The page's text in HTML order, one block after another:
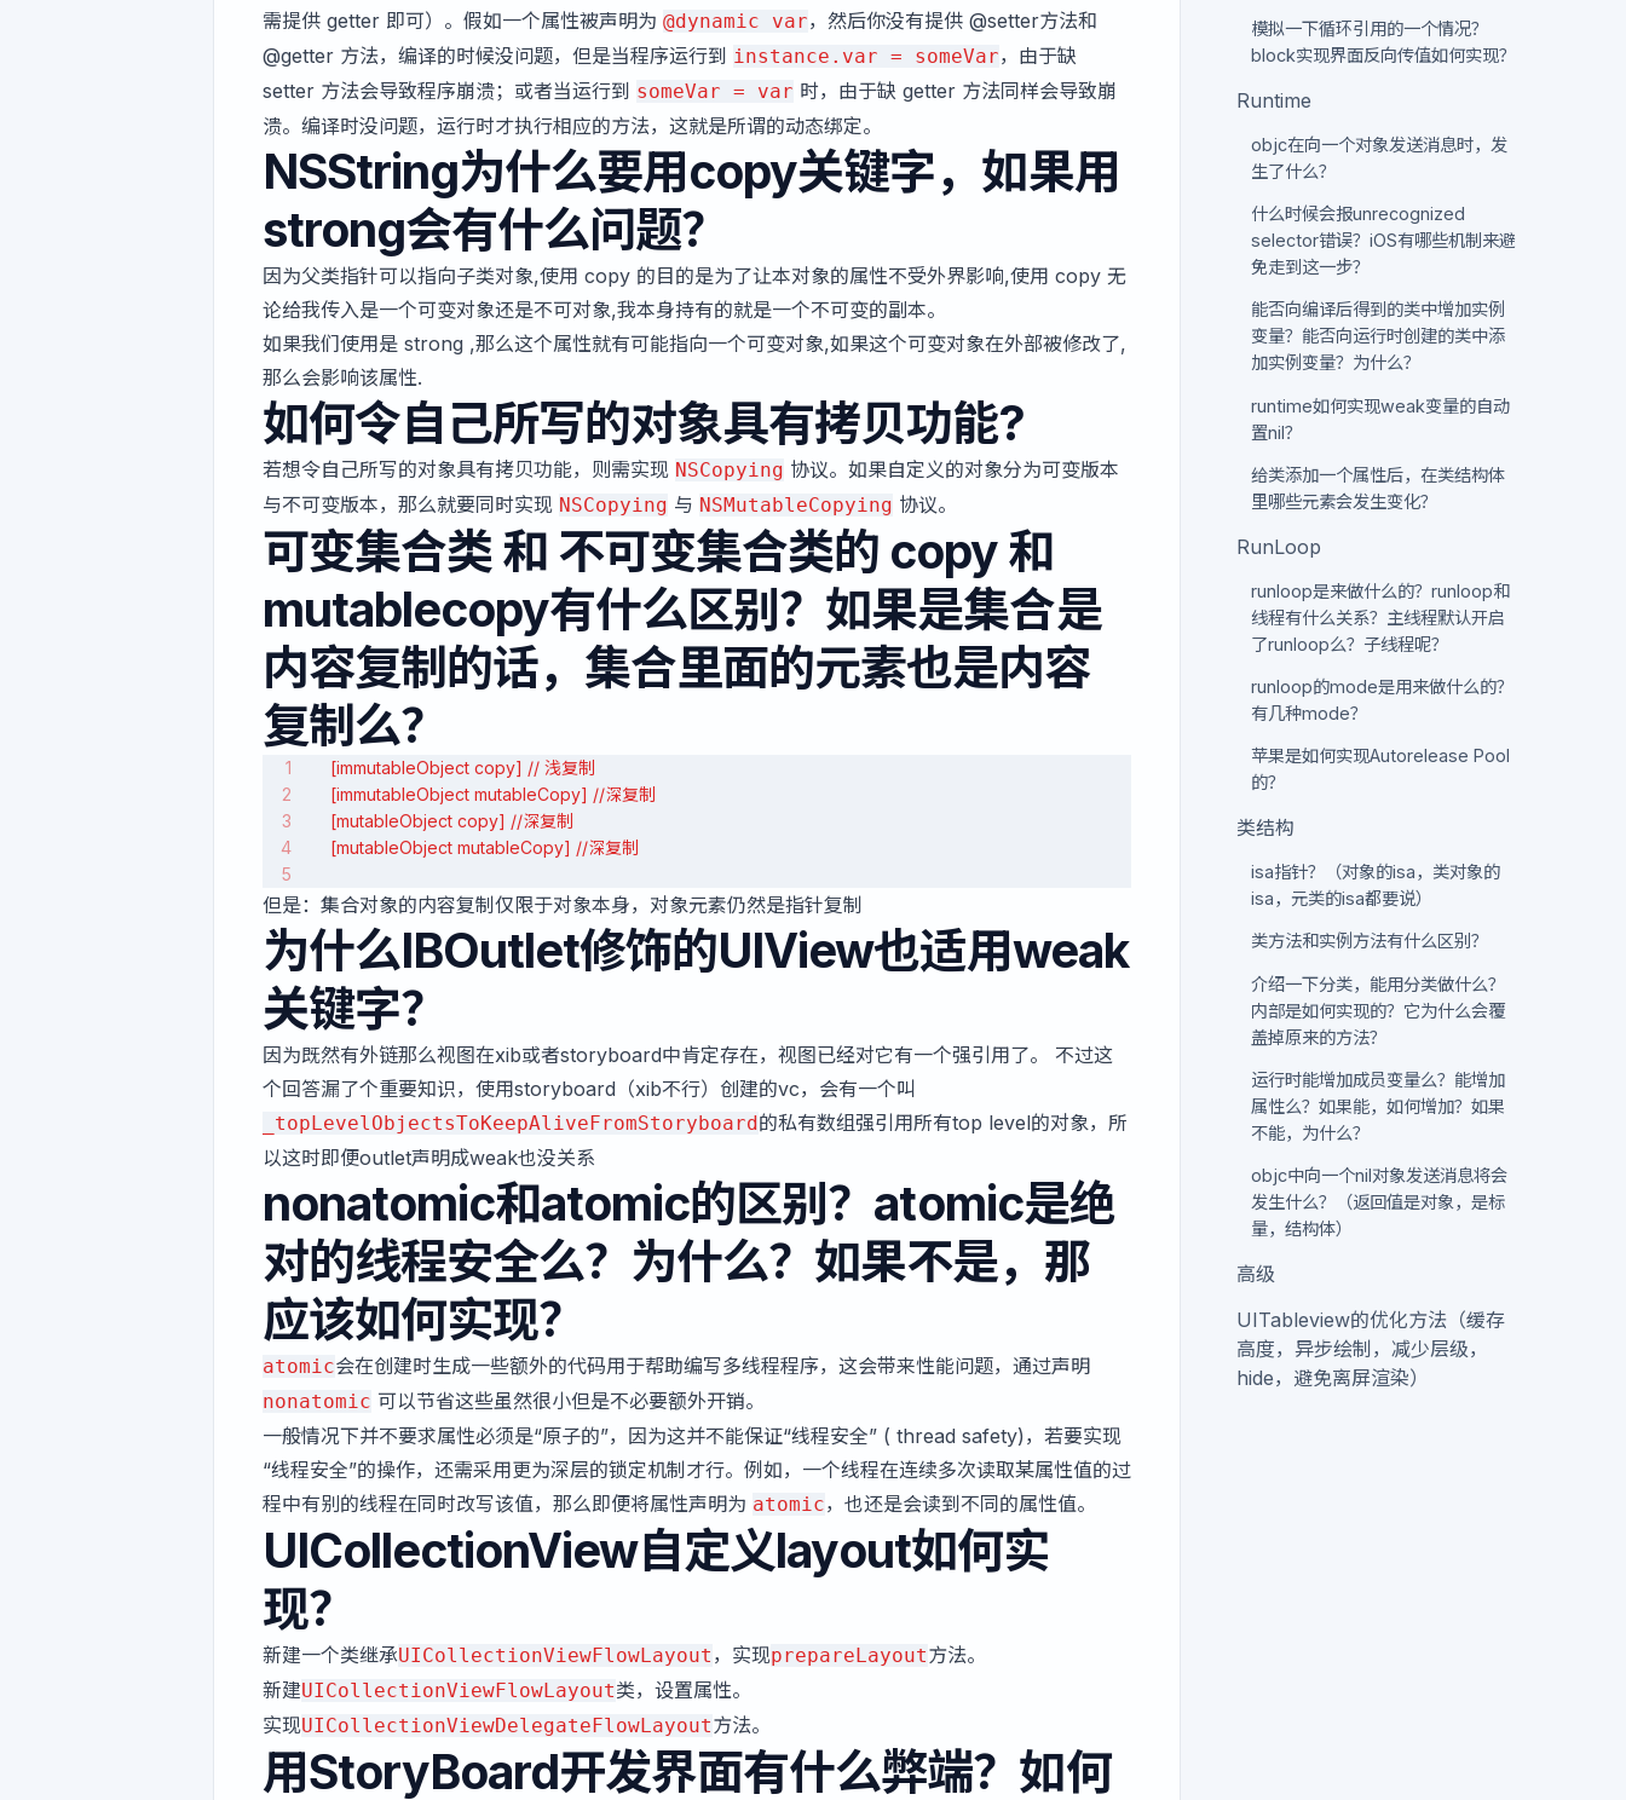
需提供 getter 即可）。假如一个属性被声明为 @dynamic var，然后你没有提供 @setter方法和
@getter 方法，编译的时候没问题，但是当程序运行到 instance.var = someVar，由于缺
setter 方法会导致程序崩溃；或者当运行到 someVar = var 时，由于缺 getter 方法同样会导致崩
溃。编译时没问题，运行时才执行相应的方法，这就是所谓的动态绑定。
NSString为什么要用copy关键字，如果用
strong会有什么问题？
因为父类指针可以指向子类对象,使用 copy 的目的是为了让本对象的属性不受外界影响,使用 copy 无
论给我传入是一个可变对象还是不可对象,我本身持有的就是一个不可变的副本。
如果我们使用是 strong ,那么这个属性就有可能指向一个可变对象,如果这个可变对象在外部被修改了,
那么会影响该属性.
如何令自己所写的对象具有拷贝功能?
若想令自己所写的对象具有拷贝功能，则需实现 NSCopying 协议。如果自定义的对象分为可变版本
与不可变版本，那么就要同时实现 NSCopying 与 NSMutableCopying 协议。
可变集合类 和 不可变集合类的 copy 和
mutablecopy有什么区别？如果是集合是
内容复制的话，集合里面的元素也是内容
复制么？
    [immutableObject copy] // 浅复制
    [immutableObject mutableCopy] //深复制
    [mutableObject copy] //深复制
    [mutableObject mutableCopy] //深复制
但是：集合对象的内容复制仅限于对象本身，对象元素仍然是指针复制
为什么IBOutlet修饰的UIView也适用weak
关键字？
因为既然有外链那么视图在xib或者storyboard中肯定存在，视图已经对它有一个强引用了。 不过这
个回答漏了个重要知识，使用storyboard（xib不行）创建的vc，会有一个叫
_topLevelObjectsToKeepAliveFromStoryboard的私有数组强引用所有top level的对象，所
以这时即便outlet声明成weak也没关系
nonatomic和atomic的区别？atomic是绝
对的线程安全么？为什么？如果不是，那
应该如何实现？
atomic会在创建时生成一些额外的代码用于帮助编写多线程程序，这会带来性能问题，通过声明
nonatomic 可以节省这些虽然很小但是不必要额外开销。
一般情况下并不要求属性必须是“原子的”，因为这并不能保证“线程安全” ( thread safety)，若要实现
“线程安全”的操作，还需采用更为深层的锁定机制才行。例如，一个线程在连续多次读取某属性值的过
程中有别的线程在同时改写该值，那么即便将属性声明为 atomic，也还是会读到不同的属性值。
UICollectionView自定义layout如何实
现？
新建一个类继承UICollectionViewFlowLayout ，实现prepareLayout方法。
新建UICollectionViewFlowLayout类，设置属性。
实现UICollectionViewDelegateFlowLayout方法。
用StoryBoard开发界面有什么弊端？如何
模拟一下循环引用的一个情况？
block实现界面反向传值如何实现？
Runtime
objc在向一个对象发送消息时，发
生了什么？
什么时候会报unrecognized
selector错误？iOS有哪些机制来避
免走到这一步？
能否向编译后得到的类中增加实例
变量？能否向运行时创建的类中添
加实例变量？为什么？
runtime如何实现weak变量的自动
置nil？
给类添加一个属性后，在类结构体
里哪些元素会发生变化？
RunLoop
runloop是来做什么的？runloop和
线程有什么关系？主线程默认开启
了runloop么？子线程呢？
runloop的mode是用来做什么的？
有几种mode？
苹果是如何实现Autorelease Pool
的？
类结构
isa指针？（对象的isa，类对象的
isa，元类的isa都要说）
类方法和实例方法有什么区别？
介绍一下分类，能用分类做什么？
内部是如何实现的？它为什么会覆
盖掉原来的方法？
运行时能增加成员变量么？能增加
属性么？如果能，如何增加？如果
不能，为什么？
objc中向一个nil对象发送消息将会
发生什么？（返回值是对象，是标
量，结构体）
高级
UITableview的优化方法（缓存
高度，异步绘制，减少层级，
hide，避免离屏渲染）